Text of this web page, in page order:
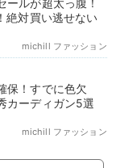
絶対買い逃せない
michill ファッション
保！すでに色欠
カーディガン5選
michill ファッション